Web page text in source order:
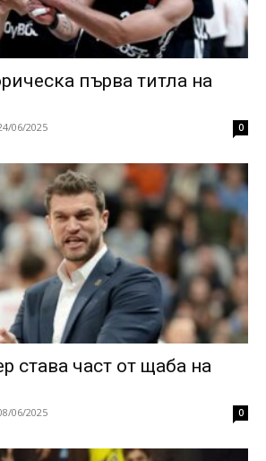
първа титла на
06/2025 0
става част от щаба на
06/2025 0